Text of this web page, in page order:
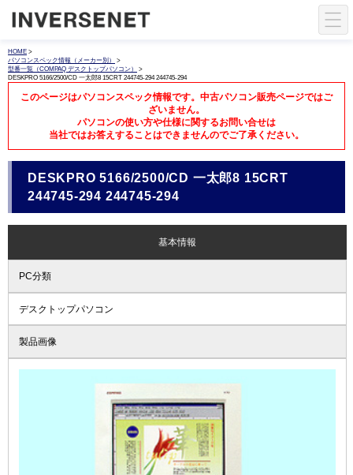
HOME >
パソコンスペック情報（メーカー別）
>
型番一覧（COMPAQ デスクトップパソコン）
>
DESKPRO 5166/2500/CD 一太郎8 15CRT 244745-294 244745-294
このページはパソコンスペック情報です。中古パソコン販売ページではご
ざいません。
パソコンの使い方や仕様に関するお問い合せは
当社ではお答えすることはできませんのでご了承ください。
DESKPRO 5166/2500/CD 一太郎8 15CRT
244745-294 244745-294
基本情報
PC分類
デスクトップパソコン
製品画像